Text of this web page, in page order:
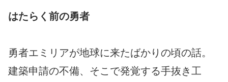
はたらく前の勇者
勇者エミリアが地球に来たばかりの頃の話。
建築申請の不備、そこで発覚する手抜き工